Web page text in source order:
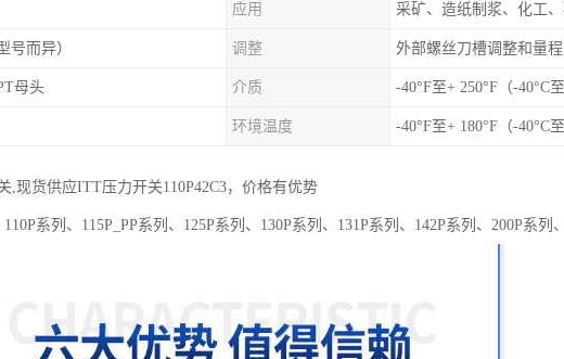
应用
号而异） 调整 外部螺丝刀槽调整和量
母头 介质 -40°F至+ 250°F（-40°C至
环境温度 -40°F至+ 180°F（-40°C至
现货供应ITT压力开关110P42C3，价格有优势
系列、115P_PP系列、125P系列、130P系列、131P系列、142P系列、200P系列